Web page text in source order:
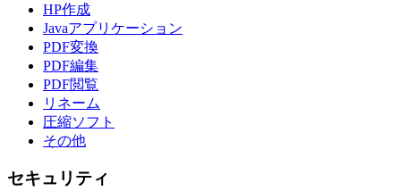
HP作成
Javaアプリケーション
PDF変換
PDF編集
PDF閲覧
リネーム
圧縮ソフト
その他
セキュリティ